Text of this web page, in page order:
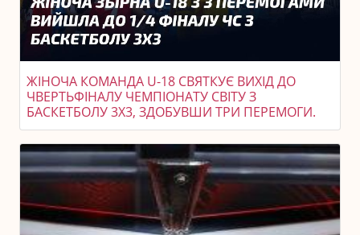
ЖІНОЧА КОМАНДА U-18 СВЯТКУЄ ВИХІД ДО
ЧВЕРТЬФІНАЛУ ЧЕМПІОНАТУ СВІТУ З
БАСКЕТБОЛУ 3X3, ЗДОБУВШИ ТРИ ПЕРЕМОГИ.